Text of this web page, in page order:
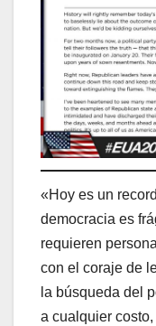
«Hoy es un
democracia es
requieren
con el coraje de
la búsqueda del
a cualquier